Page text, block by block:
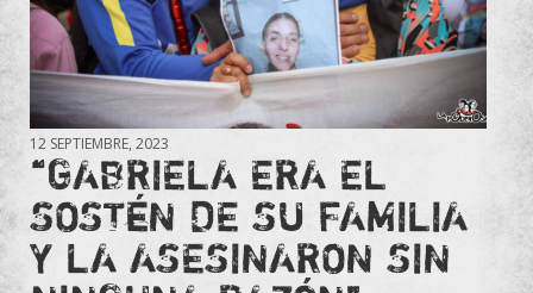
12 SEPTIEMBRE, 2023
“GABRIELA ERA EL
SOSTÉN DE SU FAMILIA
Y LA ASESINARON SIN